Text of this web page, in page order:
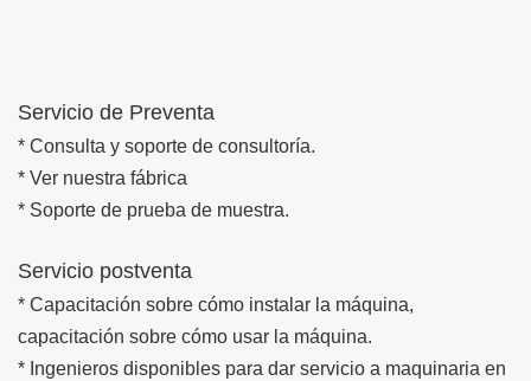
Servicio de Preventa
* Consulta y soporte de consultoría.
* Ver nuestra fábrica
* Soporte de prueba de muestra.
Servicio postventa
* Capacitación sobre cómo instalar la máquina,
capacitación sobre cómo usar la máquina.
* Ingenieros disponibles para dar servicio a maquinaria en